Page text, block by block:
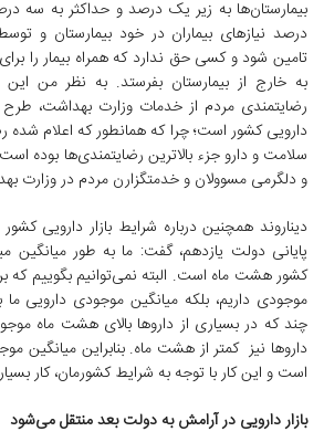
درصد نیازهای بیماران در خود بیمارستان و
تامین شود و کسی حق ندارد که همراه بیمار را
به خارج از بیمارستان بفرستد. به نظر من این
رضایتمندی مردم از خدمات وزارت بهداشت،
دارویی کشور است؛ چرا که همانطور که اعلام شده
سلامت و دارو جزء بالاترین رضایتمندی‌ها بوده
و دلگرمی مسوولان و خدمتگزارن مردم در وزارت
پایانی دولت یازدهم، گفت: ما به طور میانگین
کشور هشت ماه است. البته نمی‌توانیم بگوییم که
موجودی داریم، بلکه میانگین موجودی دارویی
چند که در بسیاری از داروها بالای هشت ماه
داروها نیز کمتر از هشت ماه. بنابراین میانگین
است و این کار با توجه به شرایط کشورمان، کار
بازار دارویی در آرامش به دولت بعد منتقل می‌شود